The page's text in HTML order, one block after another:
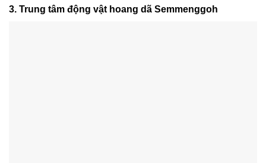
3. Trung tâm động vật hoang dã Semmenggoh